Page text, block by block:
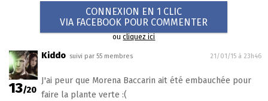
CONNEXION EN 1 CLIC
VIA FACEBOOK POUR COMMENTER
oucliquez ici
13/20
Kiddo suivi par 55 membres 21/01/15 à 23h46
J'ai peur que Morena Baccarin ait été embauchée pour
faire la plante verte :(